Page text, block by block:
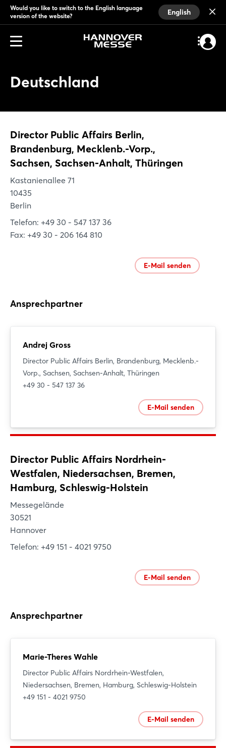
Would you like to switch to the English language
version of the website?
English
Deutschland
Director Public Affairs Berlin,
Brandenburg, Mecklenb.-Vorp.,
Sachsen, Sachsen-Anhalt, Thüringen
Kastanienallee 71
10435
Berlin
Telefon: +49 30 - 547 137 36
Fax: +49 30 - 206 164 810
E-Mail senden
Ansprechpartner
Andrej Gross
Director Public Affairs Berlin, Brandenburg, Mecklenb.-
Vorp., Sachsen, Sachsen-Anhalt, Thüringen
+49 30 - 547 137 36
E-Mail senden
Director Public Affairs Nordrhein-
Westfalen, Niedersachsen, Bremen,
Hamburg, Schleswig-Holstein
Messegelände
30521
Hannover
Telefon: +49 151 - 4021 9750
E-Mail senden
Ansprechpartner
Marie-Theres Wahle
Director Public Affairs Nordrhein-Westfalen,
Niedersachsen, Bremen, Hamburg, Schleswig-Holstein
+49 151 - 4021 9750
E-Mail senden